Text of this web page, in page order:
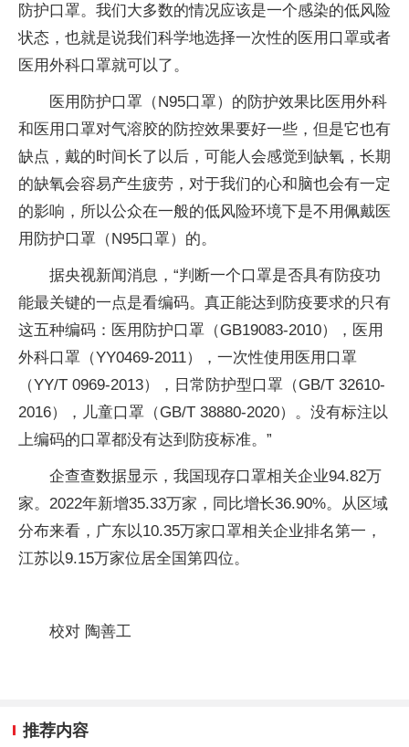
防护口罩。我们大多数的情况应该是一个感染的低风险
状态，也就是说我们科学地选择一次性的医用口罩或者
医用外科口罩就可以了。
医用防护口罩（N95口罩）的防护效果比医用外科
和医用口罩对气溶胶的防控效果要好一些，但是它也有
缺点，戴的时间长了以后，可能人会感觉到缺氧，长期
的缺氧会容易产生疲劳，对于我们的心和脑也会有一定
的影响，所以公众在一般的低风险环境下是不用佩戴医
用防护口罩（N95口罩）的。
据央视新闻消息，“判断一个口罩是否具有防疫功
能最关键的一点是看编码。真正能达到防疫要求的只有
这五种编码：医用防护口罩（GB19083-2010），医用
外科口罩（YY0469-2011），一次性使用医用口罩
（YY/T 0969-2013），日常防护型口罩（GB/T 32610-
2016），儿童口罩（GB/T 38880-2020）。没有标注以
上编码的口罩都没有达到防疫标准。”
企查查数据显示，我国现存口罩相关企业94.82万
家。2022年新增35.33万家，同比增长36.90%。从区域
分布来看，广东以10.35万家口罩相关企业排名第一，
江苏以9.15万家位居全国第四位。
校对 陶善工
推荐内容